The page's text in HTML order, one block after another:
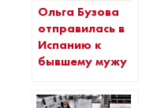
Ольга Бузова
отправилась в
Испанию к
бывшему мужу